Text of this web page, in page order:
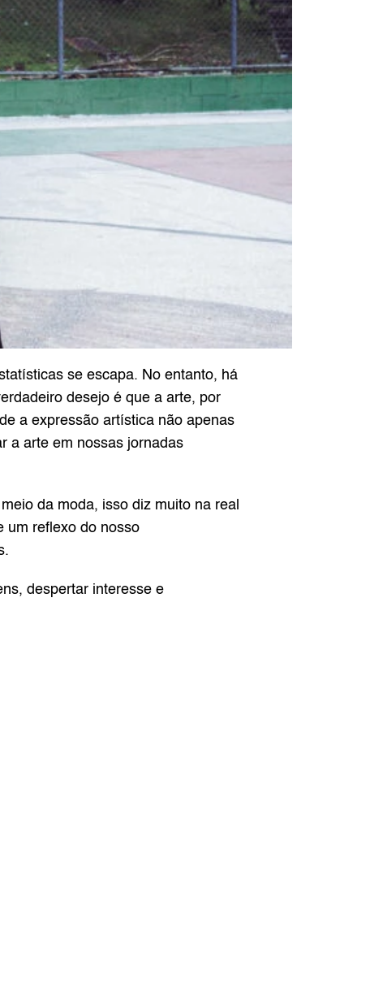
se escapa. No entanto, há
desejo é que a arte, por
a expressão artística não apenas
a arte em nossas jornadas
da moda, isso diz muito na real
um reflexo do nosso
despertar interesse e